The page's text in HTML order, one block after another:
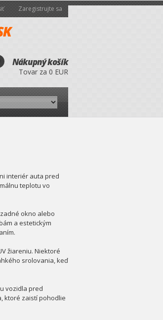
Zaregistrujte sa
Nákupný košík
Tovar za 0 EUR
interiér auta pred
teplotu vo
okno alebo
a estetickým
žiareniu. Niektoré
srolovania, keď
vozidla pred
ktoré zaistí pohodlie